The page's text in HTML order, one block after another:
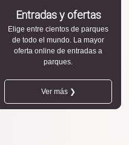
Entradas y ofertas
Elige entre cientos de parques
de todo el mundo. La mayor
oferta online de entradas a
parques.
Ver más ❯